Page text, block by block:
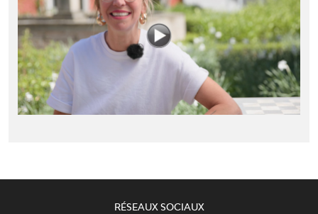
RÉSEAUX SOCIAUX